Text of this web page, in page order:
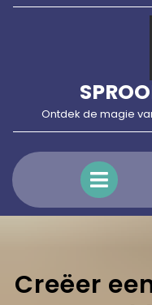
Skip
Ontdek de magie
Menu
Creëer